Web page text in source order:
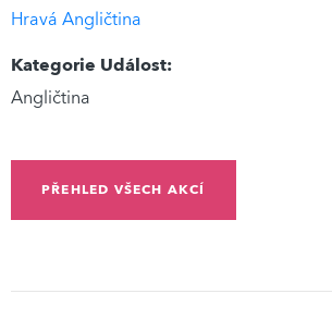
Hravá Angličtina
Kategorie Událost:
Angličtina
PŘEHLED VŠECH AKCÍ